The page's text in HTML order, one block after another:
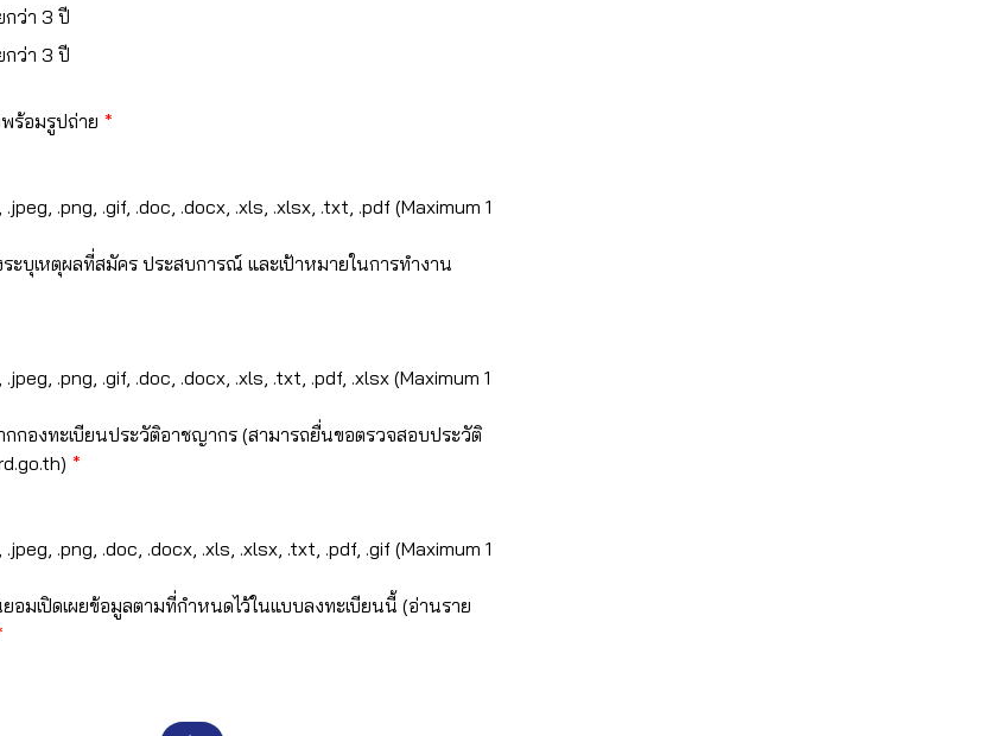
กว่า 3 ปี
กว่า 3 ปี
ร้อมรูปถ่าย
.png, .gif, .doc, .docx, .xls, .xlsx, .txt, .pdf (Maximum 1
ระบุเหตุผลที่สมัคร ประสบการณ์ และเป้าหมายในการทำงาน
.png, .gif, .doc, .docx, .xls, .txt, .pdf, .xlsx (Maximum 1
กกองทะเบียนประวัติอาชญากร (สามารถยื่นขอตรวจสอบประวัติ
.png, .doc, .docx, .xls, .xlsx, .txt, .pdf, .gif (Maximum 1
อมเปิดเผยข้อมูลตามที่กำหนดไว้ในแบบลงทะเบียนนี้ (อ่านราย